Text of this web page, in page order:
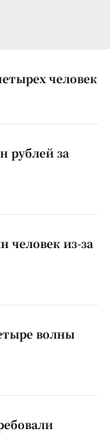
человек
рублей за
человек из-за
волны